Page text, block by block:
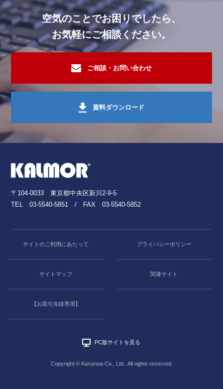
空気のことでお困りでしたら、
お気軽にご相談ください。
ご相談・お問い合わせ
資料ダウンロード
〒104-0033 東京都中央区新川2-9-5
TEL03-5540-5851 / FAX 03-5540-5852
サイトのご利用にあたって プライバシーポリシー
サイトマップ 関連サイト
【お取引先様専用】
PC版サイトを見る
Copyright © Karumoa Co., Ltd.. All rights reserved.